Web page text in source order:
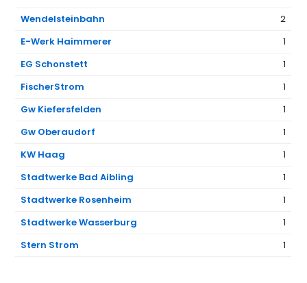
Wendelsteinbahn
2
E-Werk Haimmerer
1
EG Schonstett
1
FischerStrom
1
Gw Kiefersfelden
1
Gw Oberaudorf
1
KW Haag
1
Stadtwerke Bad Aibling
1
Stadtwerke Rosenheim
1
Stadtwerke Wasserburg
1
Stern Strom
1